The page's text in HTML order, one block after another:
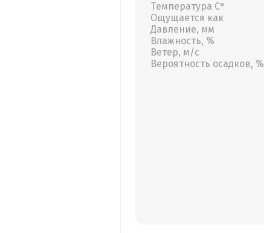
Температура С°
Ощущается как
Давление, мм
Влажность, %
Ветер, м/с
Вероятность осадков, %